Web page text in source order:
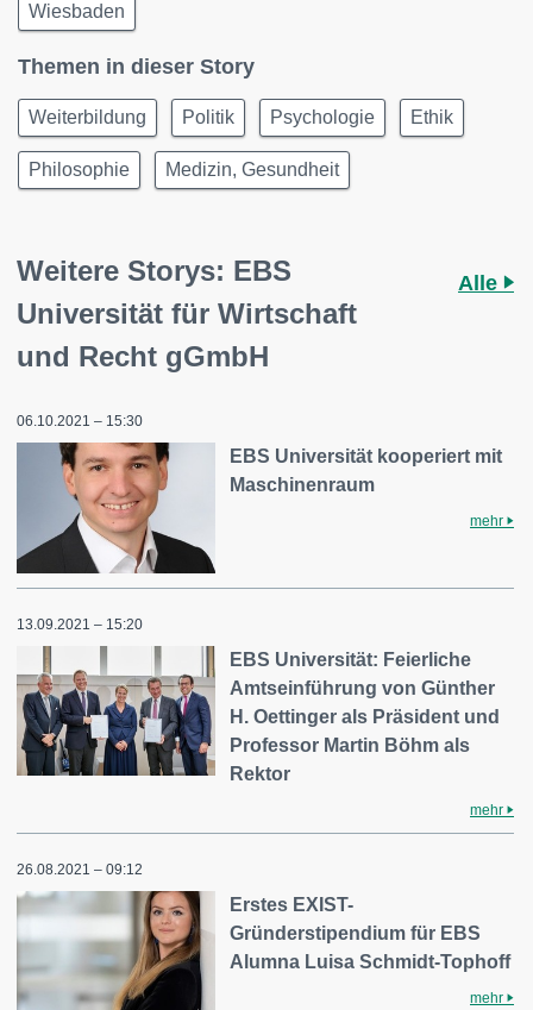
Wiesbaden
Themen in dieser Story
Weiterbildung Politik Psychologie Ethik
Philosophie Medizin, Gesundheit
Weitere Storys: EBS
Universität für Wirtschaft
und Recht gGmbH
Alle
06.10.2021 – 15:30
EBS Universität kooperiert mit
Maschinenraum
mehr
13.09.2021 – 15:20
EBS Universität: Feierliche
Amtseinführung von Günther
H. Oettinger als Präsident und
Professor Martin Böhm als
Rektor
mehr
26.08.2021 – 09:12
Erstes EXIST-
Gründerstipendium für EBS
Alumna Luisa Schmidt-Tophoff
mehr